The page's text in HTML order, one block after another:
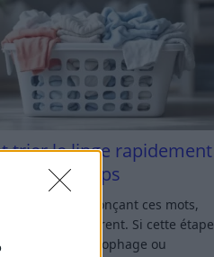
trier le linge rapidement
du temps
rien qu’en prononçant ces mots,
nous soupirent. Si cette étape
semble chronophage ou